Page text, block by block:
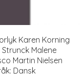
Karen Korning
Malene
Martin Nielsen
Dansk